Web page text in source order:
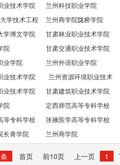
业技术学院
兰州科技职业学院
学技术工程
学院
兰州商学院陇桥学院
学博文学院
甘肃林业职业技术学院
院
甘肃交通职业技术学院
业学院
兰州外语职业学院
业技术学院
兰州资源环境职业技术
学院
业技术学院
甘肃建筑职业技术学院
院
定西师范高等专科学校
等专科学校
张掖医学高等专科学校
长青学院
兰州商学院
首页 前10页 上一页 1